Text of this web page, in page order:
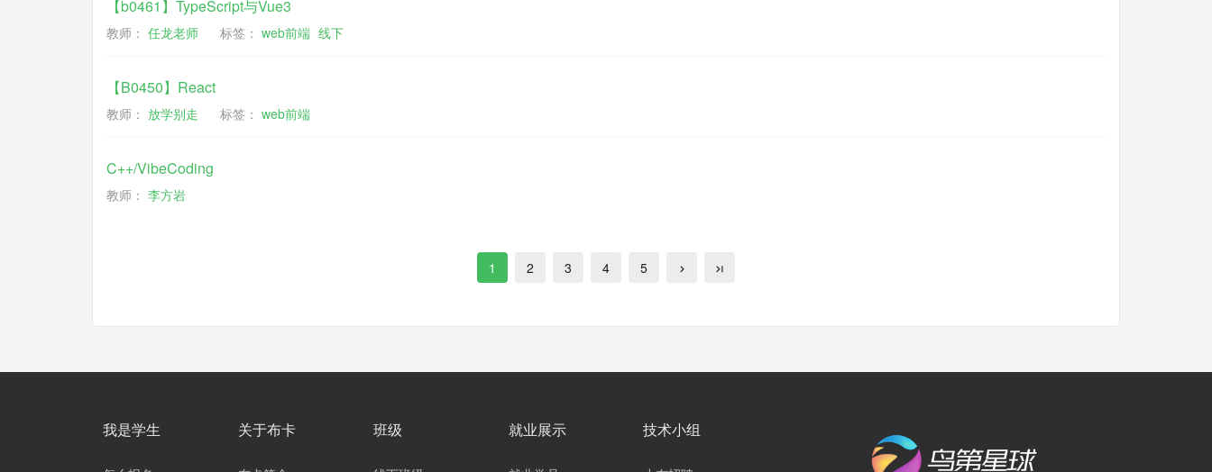
【b0461】TypeScript与Vue3
教师： 任龙老师 标签： web前端 线下
【B0450】React
教师： 放学别走 标签： web前端
C++/VibeCoding
教师： 李方岩
1 2 3 4 5
我是学生 关于布卡 班级 就业展示 技术小组